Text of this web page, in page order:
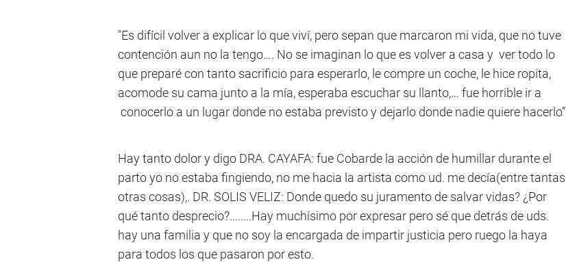
"Es difícil volver a explicar lo que viví, pero sepan que marcaron mi vida, que no tuve
contención aun no la tengo…. No se imaginan lo que es volver a casa y ver todo lo
que preparé con tanto sacrificio para esperarlo, le compre un coche, le hice ropita,
acomode su cama junto a la mía, esperaba escuchar su llanto,… fue horrible ir a
conocerlo a un lugar donde no estaba previsto y dejarlo donde nadie quiere hacerlo”
Hay tanto dolor y digo DRA. CAYAFA: fue Cobarde la acción de humillar durante el
parto yo no estaba fingiendo, no me hacia la artista como ud. me decía(entre tantas
otras cosas),. DR. SOLIS VELIZ: Donde quedo su juramento de salvar vidas? ¿Por
qué tanto desprecio?........Hay muchísimo por expresar pero sé que detrás de uds.
hay una familia y que no soy la encargada de impartir justicia pero ruego la haya
para todos los que pasaron por esto.